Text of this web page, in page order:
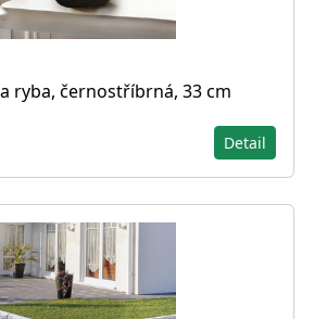
ryba, černostříbrná, 33 cm
Detail